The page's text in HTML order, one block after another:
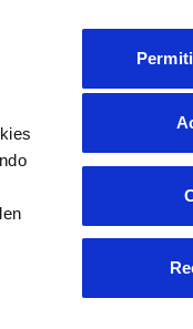
INCIDENCIAS
Comunica
fraudes
DE TRANSPARENCIA
Área